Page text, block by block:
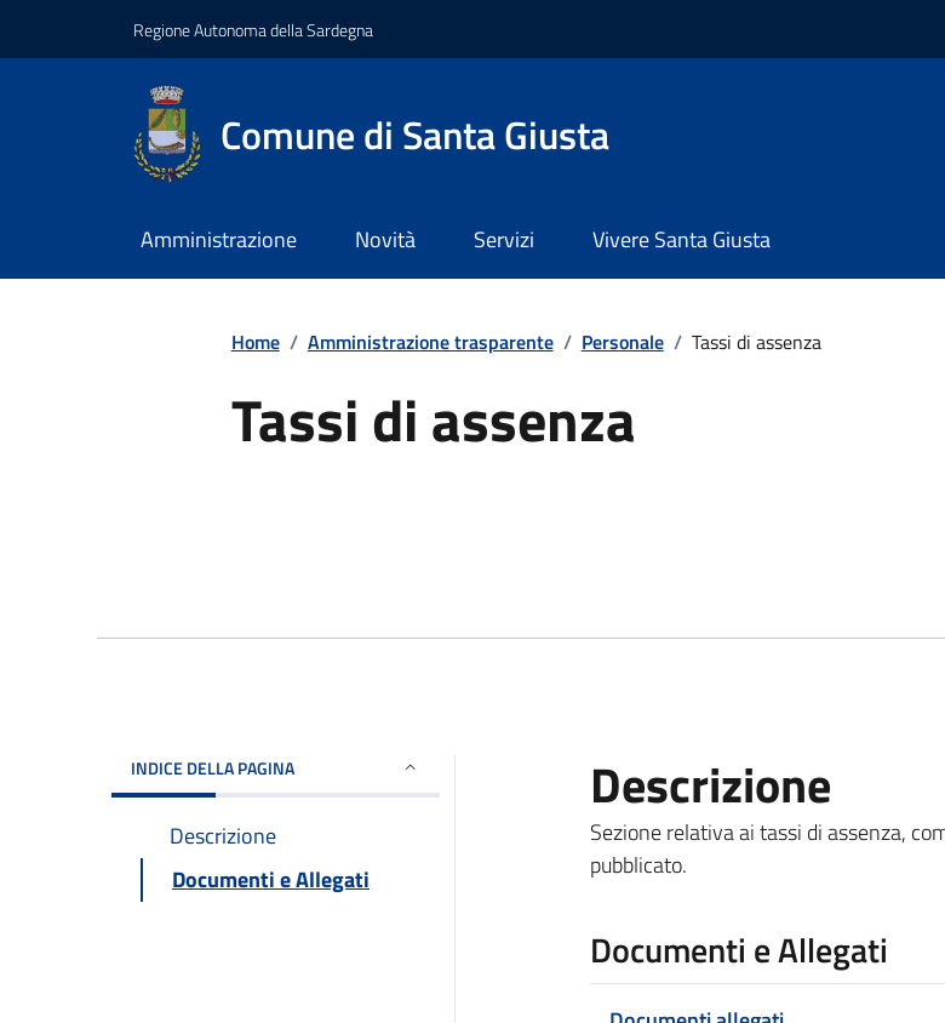
Regione Autonoma della Sardegna
Comune di Santa Giusta
Amministrazione Novità Servizi Vivere Santa Giusta
Home / Amministrazione trasparente / Personale / Tassi di assenza
Tassi di assenza
INDICE DELLA PAGINA
Descrizione
Documenti e Allegati
Descrizione
Sezione relativa ai tassi di assenza,
pubblicato.
Documenti e Allegati